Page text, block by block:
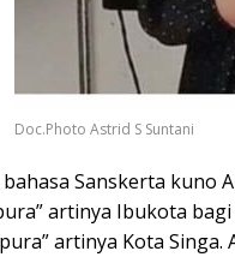
Doc.Photo Astrid S Suntani
Sanskerta kuno
artinya Ibukota
artinya Kota